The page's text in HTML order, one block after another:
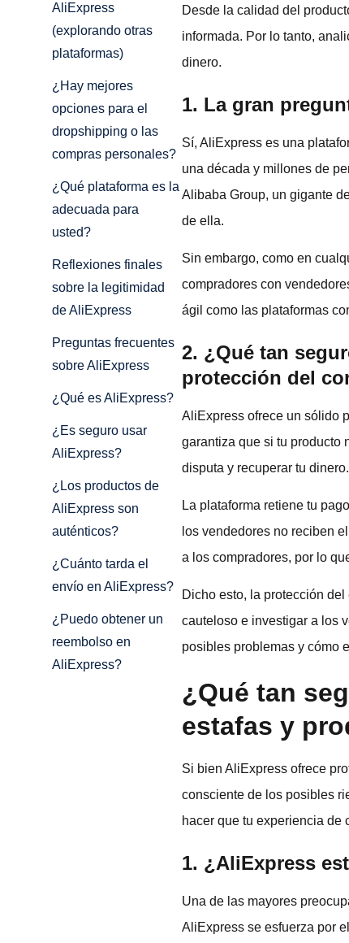
AliExpress
(explorando otras
plataformas)
¿Hay mejores
opciones para el
dropshipping o las
compras personales?
¿Qué plataforma es la
adecuada para
usted?
Reflexiones finales
sobre la legitimidad
de AliExpress
Preguntas frecuentes
sobre AliExpress
¿Qué es AliExpress?
¿Es seguro usar
AliExpress?
¿Los productos de
AliExpress son
auténticos?
¿Cuánto tarda el
envío en AliExpress?
¿Puedo obtener un
reembolso en
AliExpress?
Desde la calidad del
informada. Por lo tanto,
dinero.
1. La gran
Sí, AliExpress es una
una década y millones de
Alibaba Group, un gigante
de ella.
Sin embargo, como en
compradores con
ágil como las plataformas
2. ¿Qué tan
protección del
AliExpress ofrece un sólido
garantiza que si tu producto
disputa y recuperar tu dinero.
La plataforma retiene tu
los vendedores no reciben
a los compradores, por lo
Dicho esto, la protección
cauteloso e investigar a los
posibles problemas y cómo
¿Qué tan
estafas y
Si bien AliExpress ofrece
consciente de los posibles
hacer que tu experiencia de
1. ¿AliExpress
Una de las mayores
AliExpress se esfuerza por